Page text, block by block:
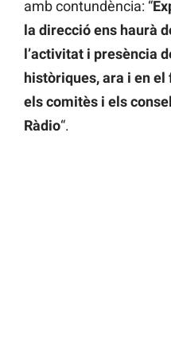
amb contundència: “
la direcció ens haurà
l’activitat i presència
històriques, ara i en
els comitès i els
Ràdio“.